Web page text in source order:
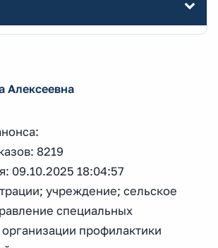
Алексеевна
8219
09.10.2025 18:04:57
учреждение; сельское
специальных
профилактики